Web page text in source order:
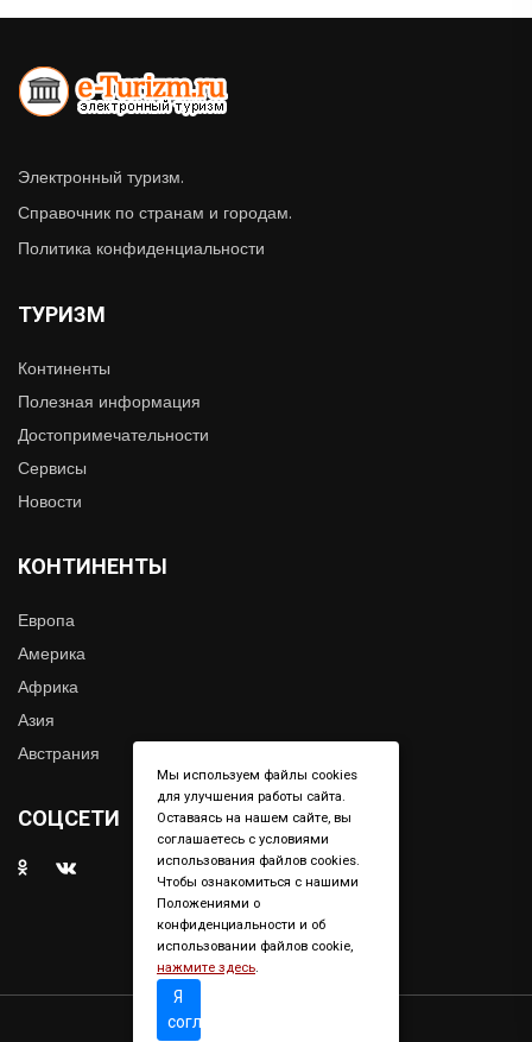
Электронный туризм.
Справочник по странам и городам.
Политика конфиденциальности
ТУРИЗМ
Континенты
Полезная информация
Достопримечательности
Сервисы
Новости
КОНТИНЕНТЫ
Европа
Америка
Африка
Азия
Австрания
СОЦСЕТИ
Copyright © 2019. All right reserved
Мы используем файлы cookies
для улучшения работы сайта.
Оставаясь на нашем сайте, вы
соглашаетесь с условиями
использования файлов cookies.
Чтобы ознакомиться с нашими
Положениями о
конфиденциальности и об
использовании файлов cookie,
нажмите здесь.
Я
согласен